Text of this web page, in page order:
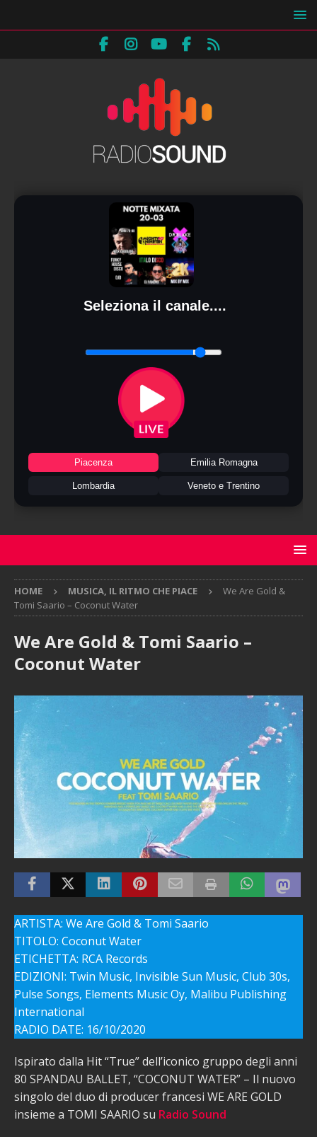
Seleziona il canale....
Piacenza Emilia Romagna
Lombardia Veneto e Trentino
HOME MUSICA, IL RITMO CHE PIACE
We Are Gold &
Tomi Saario – Coconut Water
We Are Gold & Tomi Saario –
Coconut Water
ARTISTA: We Are Gold & Tomi Saario
TITOLO: Coconut Water
ETICHETTA: RCA Records
EDIZIONI: Twin Music, Invisible Sun Music, Club 30s,
Pulse Songs, Elements Music Oy, Malibu Publishing
International
RADIO DATE: 16/10/2020
Ispirato dalla Hit “True” dell’iconico gruppo degli anni
80 SPANDAU BALLET, “COCONUT WATER” – Il nuovo
singolo del duo di producer francesi WE ARE GOLD
insieme a TOMI SAARIO su Radio Sound